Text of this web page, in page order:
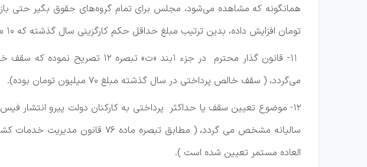
تومان افزایش داده، بدین ترتیب مبلغ حداقل حکم کارگزینی سال گذشته که 10 میلیون تومان بوده با 10 درصد بیشتر به رقم 13 میلیون تومان رسانده است.
می‌گردد، ( سقف خالص پرداختی در سال گذشته مبلغ 70 میلیون تومان بوده).
العاده مستمر تعیین شده است ).